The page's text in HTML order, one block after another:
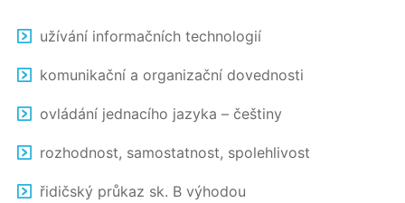
užívání informačních technologií
komunikační a organizační dovednosti
ovládání jednacího jazyka – češtiny
rozhodnost, samostatnost, spolehlivost
řidičský průkaz sk. B výhodou